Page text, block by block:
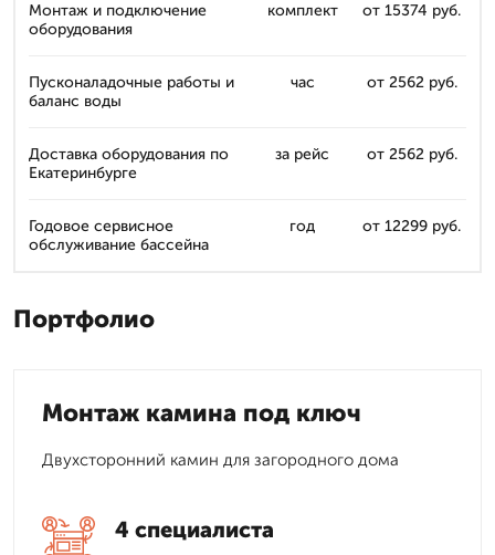
Монтаж и подключение
оборудования
комплект от 15374 руб.
Пусконаладочные работы и
баланс воды
час от 2562 руб.
Доставка оборудования по
Екатеринбурге
за рейс от 2562 руб.
Годовое сервисное
обслуживание бассейна
год от 12299 руб.
Портфолио
Монтаж камина под ключ
Двухсторонний камин для загородного дома
4 специалиста